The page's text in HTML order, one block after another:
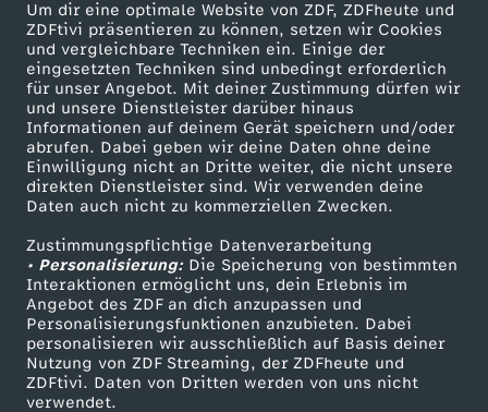
Um dir eine optimale Website von ZDF, ZDFheute und
ZDFtivi präsentieren zu können, setzen wir Cookies
und vergleichbare Techniken ein. Einige der
eingesetzten Techniken sind unbedingt erforderlich
für unser Angebot. Mit deiner Zustimmung dürfen wir
und unsere Dienstleister darüber hinaus
Informationen auf deinem Gerät speichern und/oder
abrufen. Dabei geben wir deine Daten ohne deine
Einwilligung nicht an Dritte weiter, die nicht unsere
direkten Dienstleister sind. Wir verwenden deine
Daten auch nicht zu kommerziellen Zwecken.
Zustimmungspflichtige Datenverarbeitung
• Personalisierung:Die Speicherung von bestimmten
Interaktionen ermöglicht uns, dein Erlebnis im
Angebot des ZDF an dich anzupassen und
Personalisierungsfunktionen anzubieten. Dabei
personalisieren wir ausschließlich auf Basis deiner
Nutzung von ZDF Streaming, der ZDFheute und
ZDFtivi. Daten von Dritten werden von uns nicht
verwendet.
Mehr ZDF
ZDF-Apps
Smart TV
ZDFtext
Livestreams
Sendungen A-Z
TV-Programm
Service
ZDFmitreden
Kontakt zum ZDF
Tickets
Zuschauerservice
Hilfe